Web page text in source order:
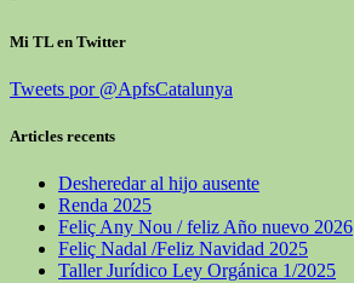
Mi TL en Twitter
Tweets por @ApfsCatalunya
Articles recents
Desheredar al hijo ausente
Renda 2025
Feliç Any Nou / feliz Año nuevo 2026
Feliç Nadal /Feliz Navidad 2025
Taller Jurídico Ley Orgánica 1/2025